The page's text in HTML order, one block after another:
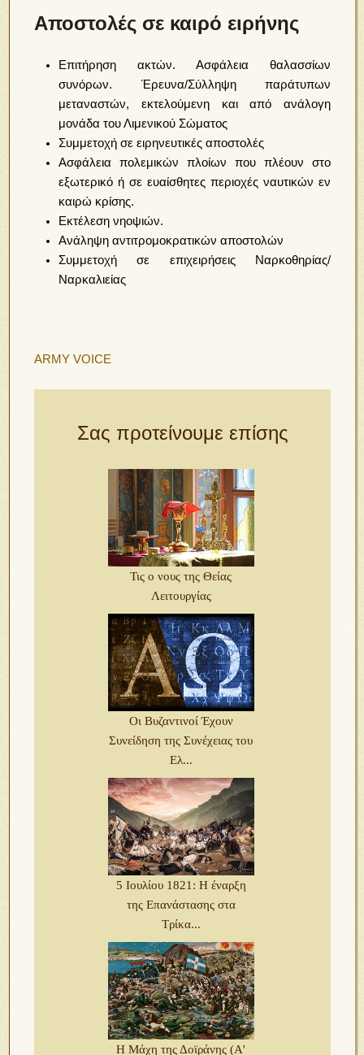
Αποστολές σε καιρό ειρήνης
Eπιτήρηση ακτών. Ασφάλεια θαλασσίων
συνόρων. Έρευνα/Σύλληψη παράτυπων
μεταναστών, εκτελούμενη και από ανάλογη
μονάδα του Λιμενικού Σώματος
Συμμετοχή σε ειρηνευτικές αποστολές
Ασφάλεια πολεμικών πλοίων που πλέουν στο
εξωτερικό ή σε ευαίσθητες περιοχές ναυτικών εν
καιρώ κρίσης.
Eκτέλεση νηοψιών.
Ανάληψη αντιτρομοκρατικών αποστολών
Συμμετοχή σε επιχειρήσεις Ναρκοθηρίας/
Ναρκαλιείας
ARMY VOICE
Σας προτείνουμε επίσης
Τις ο νους της Θείας
Λειτουργίας
Οι Βυζαντινοί Έχουν
Συνείδηση της Συνέχειας του
Ελ...
5 Ιουλίου 1821: Η έναρξη
της Επανάστασης στα
Τρίκα...
Η Μάχη της Δοϊράνης (Α'